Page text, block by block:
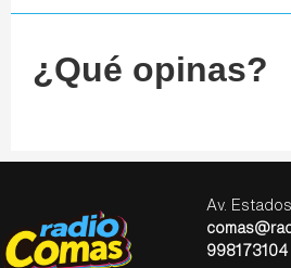
¿Qué opinas?
Av.
998173104